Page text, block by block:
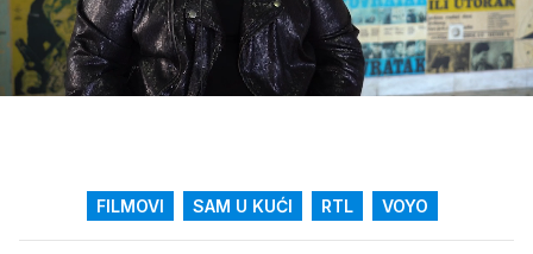
Upali
zvuk
/
Loaded
21.38%
FILMOVI SAM U KUĆI RTL VOYO